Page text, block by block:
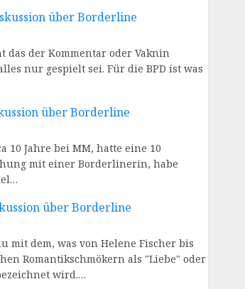
über Borderline
das der Kommentar oder Vaknin
nur gespielt sei. Für die BPD ist was
über Borderline
10 Jahre bei MM, hatte eine 10
mit einer Borderlinerin, habe
über Borderline
mit dem, was von Helene Fischer bis
Romantikschmökern als "Liebe" oder
wird.…